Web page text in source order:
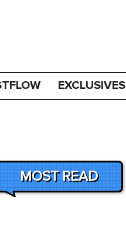
EXCLUSIVES
MOST READ